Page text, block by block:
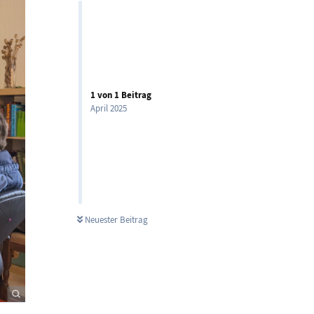
1von 1 Beitrag
April 2025
Neuester Beitrag